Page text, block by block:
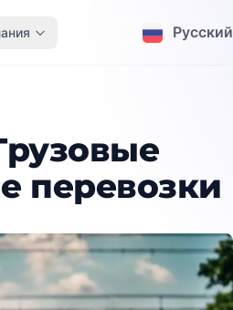
Русский
перевозки
перевозки